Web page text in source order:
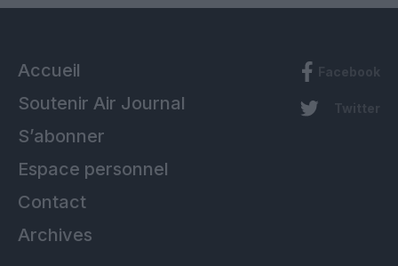
Accueil
Soutenir Air Journal
S’abonner
Espace personnel
Contact
Archives